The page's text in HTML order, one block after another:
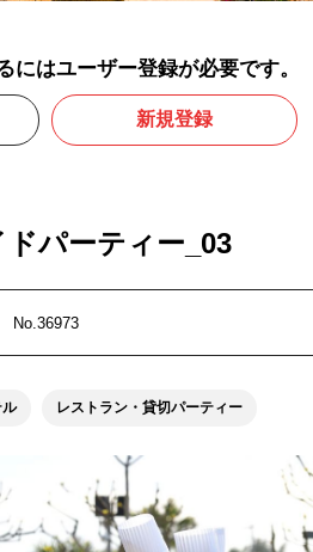
にはユーザー登録が必要です。
新規登録
パーティー_03
No.36973
レストラン・貸切パーティー